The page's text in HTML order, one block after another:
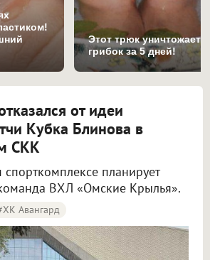
Этот трюк уничтожает
грибок за 5 дней!
от идеи
Кубка Блинова в
СКК
планирует
ВХЛ «Омские Крылья».
Авангард